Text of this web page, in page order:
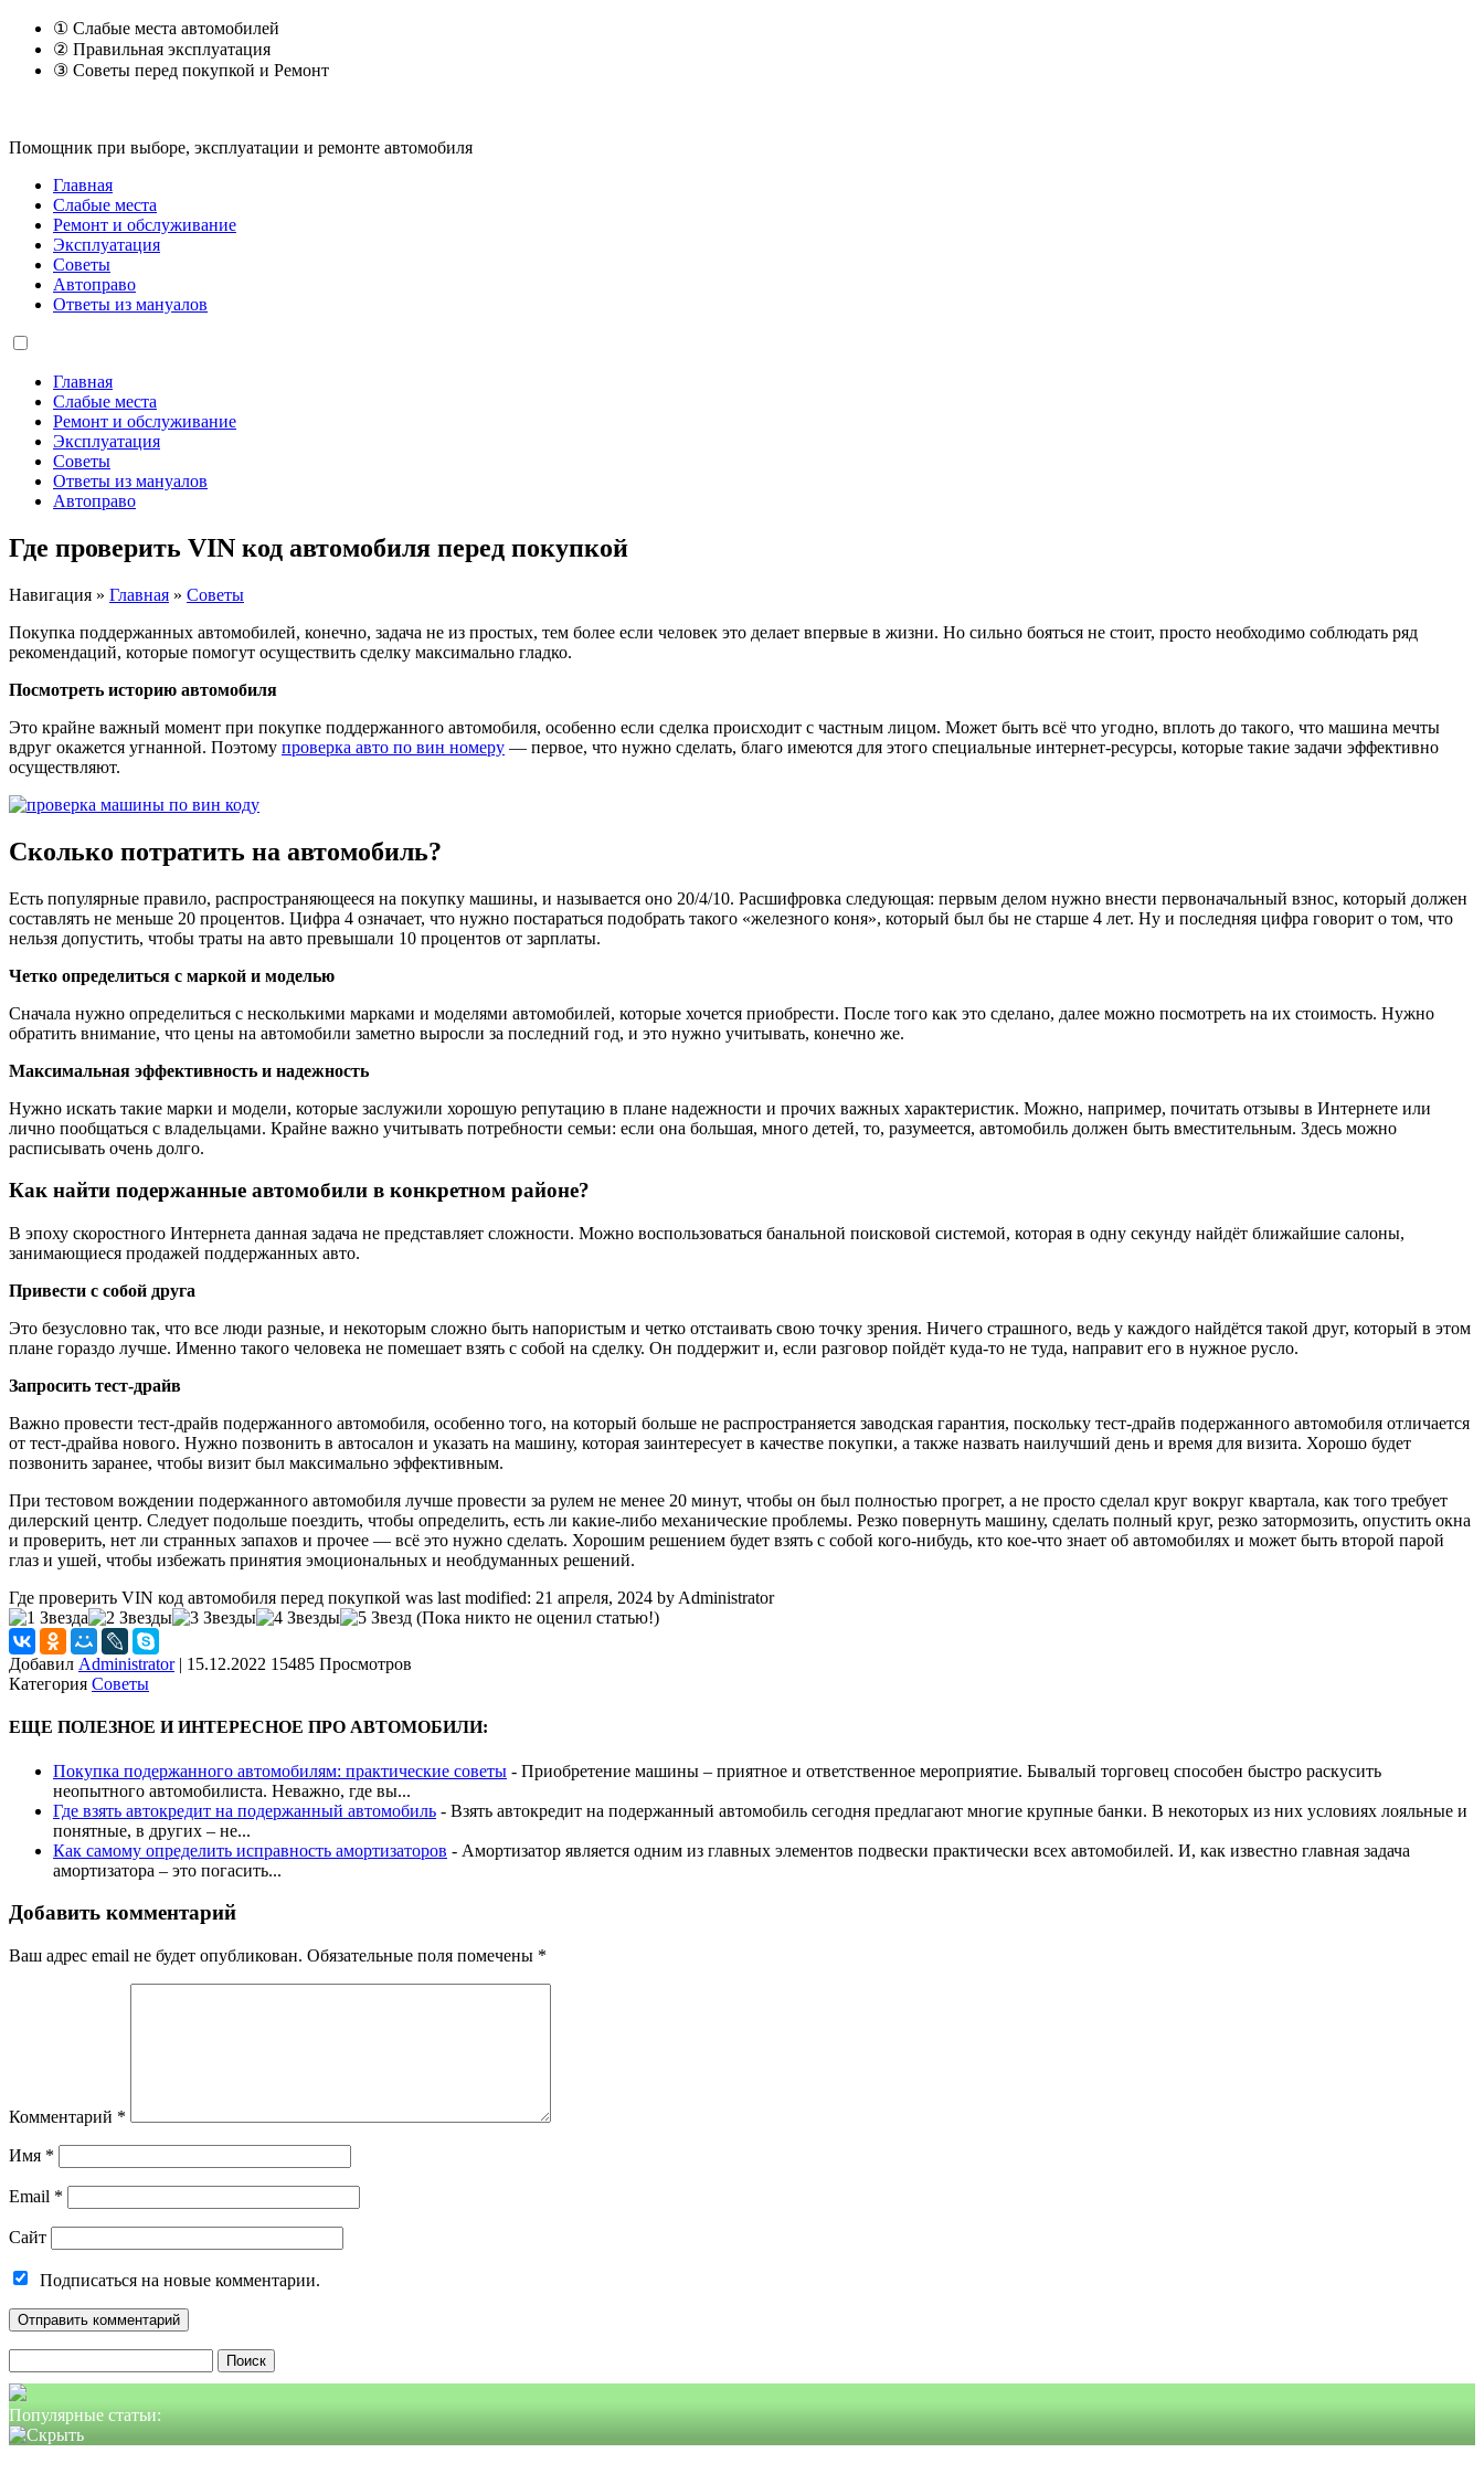
① Слабые места автомобилей
② Правильная эксплуатация
③ Советы перед покупкой и Ремонт
Помощник при выборе, эксплуатации и ремонте автомобиля
Главная
Слабые места
Ремонт и обслуживание
Эксплуатация
Советы
Автоправо
Ответы из мануалов
Главная
Слабые места
Ремонт и обслуживание
Эксплуатация
Советы
Ответы из мануалов
Автоправо
Где проверить VIN код автомобиля перед покупкой
Навигация » Главная » Советы
Покупка поддержанных автомобилей, конечно, задача не из простых, тем более если человек это делает впервые в жизни. Но сильно бояться не стоит, просто необходимо соблюдать ряд
рекомендаций, которые помогут осуществить сделку максимально гладко.
Посмотреть историю автомобиля
Это крайне важный момент при покупке поддержанного автомобиля, особенно если сделка происходит с частным лицом. Может быть всё что угодно, вплоть до такого, что машина мечты
вдруг окажется угнанной. Поэтому проверка авто по вин номеру — первое, что нужно сделать, благо имеются для этого специальные интернет-ресурсы, которые такие задачи эффективно
осуществляют.
Сколько потратить на автомобиль?
Есть популярные правило, распространяющееся на покупку машины, и называется оно 20/4/10. Расшифровка следующая: первым делом нужно внести первоначальный взнос, который должен
составлять не меньше 20 процентов. Цифра 4 означает, что нужно постараться подобрать такого «железного коня», который был бы не старше 4 лет. Ну и последняя цифра говорит о том, что
нельзя допустить, чтобы траты на авто превышали 10 процентов от зарплаты.
Четко определиться с маркой и моделью
Сначала нужно определиться с несколькими марками и моделями автомобилей, которые хочется приобрести. После того как это сделано, далее можно посмотреть на их стоимость. Нужно
обратить внимание, что цены на автомобили заметно выросли за последний год, и это нужно учитывать, конечно же.
Максимальная эффективность и надежность
Нужно искать такие марки и модели, которые заслужили хорошую репутацию в плане надежности и прочих важных характеристик. Можно, например, почитать отзывы в Интернете или
лично пообщаться с владельцами. Крайне важно учитывать потребности семьи: если она большая, много детей, то, разумеется, автомобиль должен быть вместительным. Здесь можно
расписывать очень долго.
Как найти подержанные автомобили в конкретном районе?
В эпоху скоростного Интернета данная задача не представляет сложности. Можно воспользоваться банальной поисковой системой, которая в одну секунду найдёт ближайшие салоны,
занимающиеся продажей поддержанных авто.
Привести с собой друга
Это безусловно так, что все люди разные, и некоторым сложно быть напористым и четко отстаивать свою точку зрения. Ничего страшного, ведь у каждого найдётся такой друг, который в этом
плане гораздо лучше. Именно такого человека не помешает взять с собой на сделку. Он поддержит и, если разговор пойдёт куда-то не туда, направит его в нужное русло.
Запросить тест-драйв
Важно провести тест-драйв подержанного автомобиля, особенно того, на который больше не распространяется заводская гарантия, поскольку тест-драйв подержанного автомобиля отличается
от тест-драйва нового. Нужно позвонить в автосалон и указать на машину, которая заинтересует в качестве покупки, а также назвать наилучший день и время для визита. Хорошо будет
позвонить заранее, чтобы визит был максимально эффективным.
При тестовом вождении подержанного автомобиля лучше провести за рулем не менее 20 минут, чтобы он был полностью прогрет, а не просто сделал круг вокруг квартала, как того требует
дилерский центр. Следует подольше поездить, чтобы определить, есть ли какие-либо механические проблемы. Резко повернуть машину, сделать полный круг, резко затормозить, опустить окна
и проверить, нет ли странных запахов и прочее — всё это нужно сделать. Хорошим решением будет взять с собой кого-нибудь, кто кое-что знает об автомобилях и может быть второй парой
глаз и ушей, чтобы избежать принятия эмоциональных и необдуманных решений.
Где проверить VIN код автомобиля перед покупкой was last modified: 21 апреля, 2024 by Administrator
(Пока никто не оценил статью!)
Добавил Administrator | 15.12.2022 15485 Просмотров
Категория Советы
ЕЩЕ ПОЛЕЗНОЕ И ИНТЕРЕСНОЕ ПРО АВТОМОБИЛИ:
Покупка подержанного автомобилям: практические советы - Приобретение машины – приятное и ответственное мероприятие. Бывалый торговец способен быстро раскусить
неопытного автомобилиста. Неважно, где вы...
Где взять автокредит на подержанный автомобиль - Взять автокредит на подержанный автомобиль сегодня предлагают многие крупные банки. В некоторых из них условиях лояльные и
понятные, в других – не...
Как самому определить исправность амортизаторов - Амортизатор является одним из главных элементов подвески практически всех автомобилей. И, как известно главная задача
амортизатора – это погасить...
Добавить комментарий
Ваш адрес email не будет опубликован. Обязательные поля помечены *
Комментарий *
Имя *
Email *
Сайт
Подписаться на новые комментарии.
Популярные статьи: